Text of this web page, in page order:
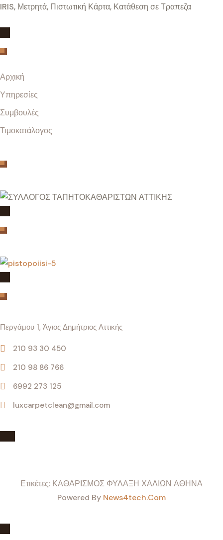
IRIS, Μετρητά, Πιστωτική Κάρτα, Κατάθεση σε Τραπεζα
Αρχική
Υπηρεσίες
Συμβουλές
Τιμοκατάλογος
Περγάμου 1, Άγιος Δημήτριος Αττικής
210 93 30 450
210 98 86 766
6992 273 125
luxcarpetclean@gmail.com
Ετικέτες: ΚΑΘΑΡΙΣΜΟΣ ΦΥΛΑΞΗ ΧΑΛΙΩΝ ΑΘΗΝΑ
Powered By News4tech.com